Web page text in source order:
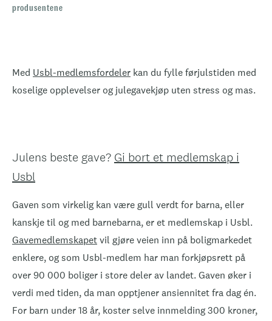
Forkjøpsrett
produsentene
Med Usbl-medlemsfordeler kan du fylle førjulstiden med
koselige opplevelser og julegavekjøp uten stress og mas.
Julens beste gave? Gi bort et medlemskap i
Usbl
Gaven som virkelig kan være gull verdt for barna, eller
kanskje til og med barnebarna, er et medlemskap i Usbl.
Gavemedlemskapetvil gjøre veien inn på boligmarkedet
enklere, og som Usbl-medlem har man forkjøpsrett på
over 90 000 boliger i store deler av landet. Gaven øker i
verdi med tiden, da man opptjener ansiennitet fra dag én.
For barn under 18 år, koster selve innmelding 300 kroner,